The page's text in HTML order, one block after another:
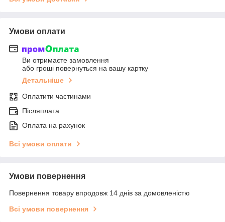
Умови оплати
Ви отримаєте замовлення
або гроші повернуться на вашу картку
Детальніше
Оплатити частинами
Післяплата
Оплата на рахунок
Всі умови оплати
Умови повернення
Повернення товару впродовж 14 днів за домовленістю
Всі умови повернення